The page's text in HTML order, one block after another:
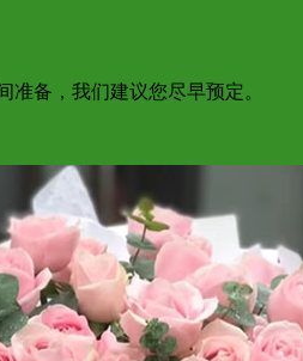
备，我们建议您尽早预定。